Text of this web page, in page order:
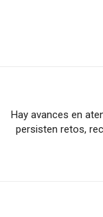
Hay avances en
persisten retos,